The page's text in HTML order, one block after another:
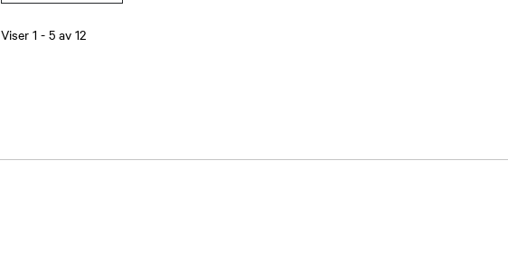
Viser1- 5av12